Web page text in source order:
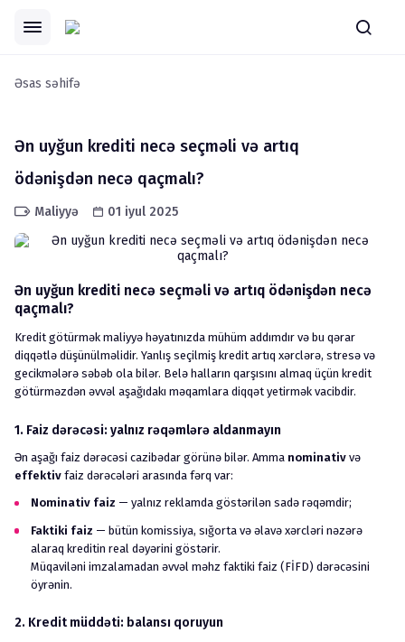
Əsas səhifə
Ən uyğun krediti necə seçməli və artıq
ödənişdən necə qaçmalı?
Maliyyə 01 iyul 2025
Ən uyğun krediti necə seçməli və artıq ödənişdən necə
qaçmalı?
Kredit götürmək maliyyə həyatınızda mühüm addımdır və bu qərar
diqqətlə düşünülməlidir. Yanlış seçilmiş kredit artıq xərclərə, stresə və
gecikmələrə səbəb ola bilər. Belə halların qarşısını almaq üçün kredit
götürməzdən əvvəl aşağıdakı məqamlara diqqət yetirmək vacibdir.
1. Faiz dərəcəsi: yalnız rəqəmlərə aldanmayın
Ən aşağı faiz dərəcəsi cazibədar görünə bilər. Amma nominativ və
effektiv faiz dərəcələri arasında fərq var:
Nominativ faiz — yalnız reklamda göstərilən sadə rəqəmdir;
Faktiki faiz — bütün komissiya, sığorta və əlavə xərcləri nəzərə
alaraq kreditin real dəyərini göstərir.
Müqaviləni imzalamadan əvvəl məhz faktiki faiz (FİFD) dərəcəsini
öyrənin.
2. Kredit müddəti: balansı qoruyun